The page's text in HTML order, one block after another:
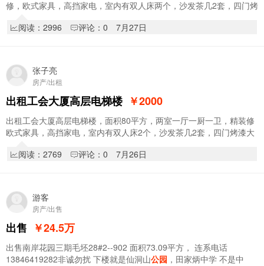
修，欧式家具，高挡家电，室内有双人床两个，沙发茶几2套，四门烤
阅读：2996
评论：0 7月27日
张子亮
房产/出租
出租工会大厦高层电梯楼 ￥2000
出租工会大厦高层电梯楼，面积80平方，两室一厅一厨一卫，精装修
欧式家具，高挡家电，室内有双人床2个，沙发茶几2套，四门烤漆大
阅读：2769
评论：0 7月26日
游客
房产/出售
出售 ￥24.5万
出售南岸花园三期毛坯28#2--902 面积73.09平方， 连系电话
13846419282非诚勿扰 下楼就是仙洞山公园 ，田家炳中学 不是中